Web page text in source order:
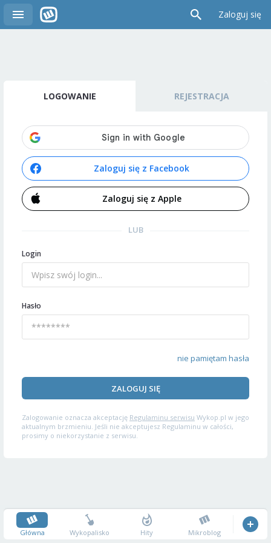
Zaloguj się
LOGOWANIE REJESTRACJA
Zaloguj się z Facebook
Zaloguj się z Apple
LUB
Login
Hasło
nie pamiętam hasła
ZALOGUJ SIĘ
Zalogowanie oznacza akceptację Regulaminu serwisu Wykop.pl w jego
aktualnym brzmieniu. Jeśli nie akceptujesz Regulaminu w całości,
prosimy o niekorzystanie z serwisu.
Główna Wykopalisko Hity Mikroblog